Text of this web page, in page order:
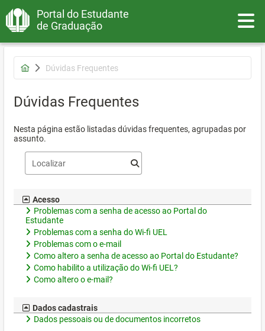
Portal do Estudante
de Graduação
Dúvidas Frequentes
Dúvidas Frequentes
Nesta página estão listadas dúvidas frequentes, agrupadas por
assunto.
Acesso
Problemas com a senha de acesso ao Portal do
Estudante
Problemas com a senha do Wi-fi UEL
Problemas com o e-mail
Como altero a senha de acesso ao Portal do Estudante?
Como habilito a utilização do Wi-fi UEL?
Como altero o e-mail?
Dados cadastrais
Dados pessoais ou de documentos incorretos